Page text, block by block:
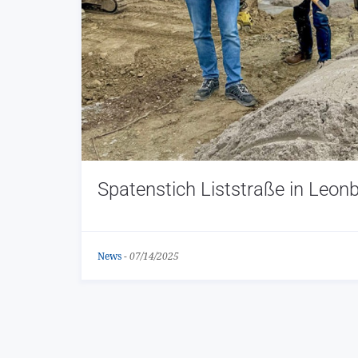
Spatenstich Liststraße in
News - 07/14/2025